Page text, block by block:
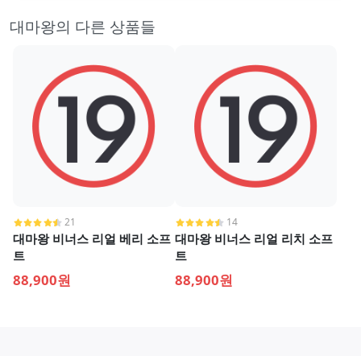
대마왕의 다른 상품들
21
대마왕 비너스 리얼 베리 소프
트
88,900원
14
대마왕 비너스 리얼 리치 소프
트
88,900원